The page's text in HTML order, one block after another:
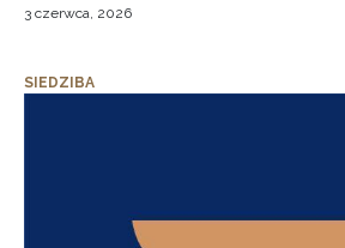
3 czerwca, 2026
SIEDZIBA